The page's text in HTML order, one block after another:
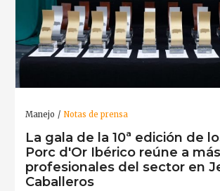
Manejo Notas de prensa
La gala de la 10ª edición de
Porc d'Or Ibérico reúne a
profesionales del sector en
Caballeros